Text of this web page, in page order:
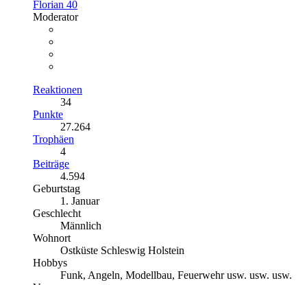
Florian 40
Moderator
Reaktionen
34
Punkte
27.264
Trophäen
4
Beiträge
4.594
Geburtstag
1. Januar
Geschlecht
Männlich
Wohnort
Ostküste Schleswig Holstein
Hobbys
Funk, Angeln, Modellbau, Feuerwehr usw. usw. usw.